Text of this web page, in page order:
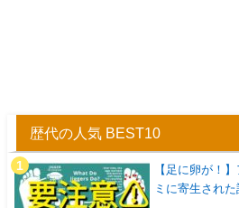
歴代の人気 BEST10
【足に卵が！
ミに寄生された